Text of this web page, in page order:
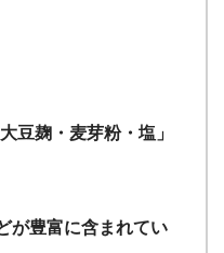
豆麹・麦芽粉・塩」
が豊富に含まれてい